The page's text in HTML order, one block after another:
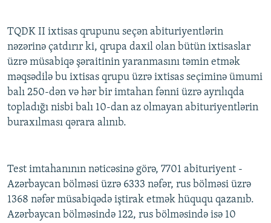
TQDK II ixtisas qrupunu seçən abituriyentlərin
nəzərinə çatdırır ki, qrupa daxil olan bütün ixtisaslar
üzrə müsabiqə şəraitinin yaranmasını təmin etmək
məqsədilə bu ixtisas qrupu üzrə ixtisas seçiminə ümumi
balı 250-dən və hər bir imtahan fənni üzrə ayrılıqda
topladığı nisbi balı 10-dan az olmayan abituriyentlərin
buraxılması qərara alınıb.
Test imtahanının nəticəsinə görə, 7701 abituriyent -
Azərbaycan bölməsi üzrə 6333 nəfər, rus bölməsi üzrə
1368 nəfər müsabiqədə iştirak etmək hüququ qazanıb.
Azərbaycan bölməsində 122, rus bölməsində isə 10